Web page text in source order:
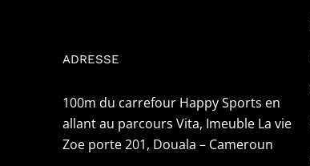
ADRESSE
100m du carrefour Happy Sports en
allant au parcours Vita, Imeuble La vie
Zoe porte 201, Douala – Cameroun